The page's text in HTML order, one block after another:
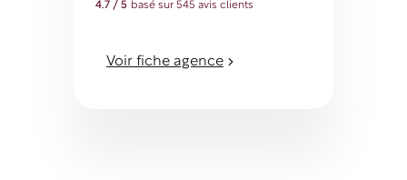
4.7 / 5 basé sur 545 avis clients
Voir fiche agence